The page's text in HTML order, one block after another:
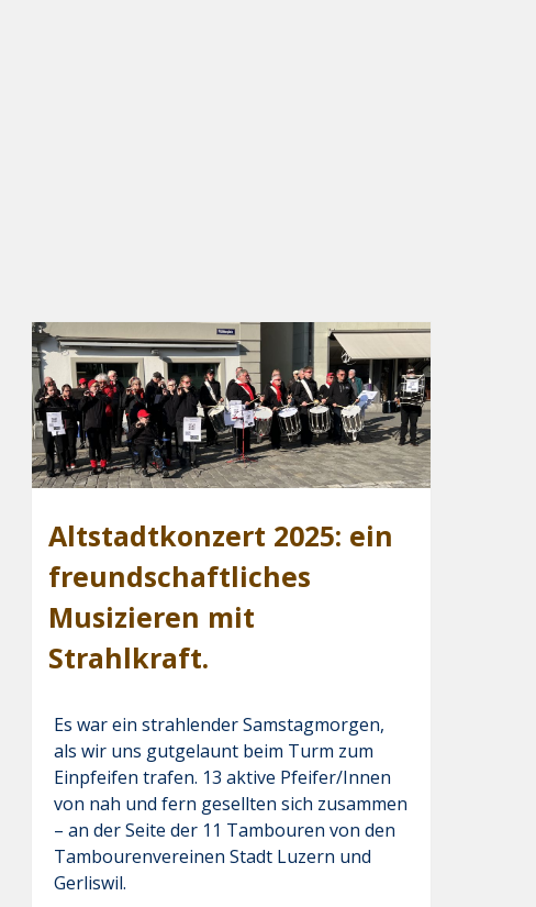
Altstadtkonzert 2025: ein
freundschaftliches
Musizieren mit
Strahlkraft.
Es war ein strahlender Samstagmorgen,
als wir uns gutgelaunt beim Turm zum
Einpfeifen trafen. 13 aktive Pfeifer/Innen
von nah und fern gesellten sich zusammen
– an der Seite der 11 Tambouren von den
Tambourenvereinen Stadt Luzern und
Gerliswil.